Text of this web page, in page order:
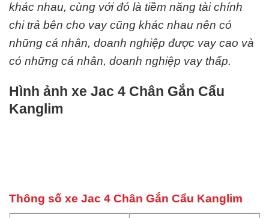
khác nhau, cùng với đó là tiềm năng tài chính
chi trả bên cho vay cũng khác nhau nên có
những cá nhân, doanh nghiệp được vay cao và
có những cá nhân, doanh nghiệp vay thấp.
Hình ảnh xe Jac 4 Chân Gắn Cẩu
Kanglim
Thông số xe Jac 4 Chân Gắn Cẩu Kanglim